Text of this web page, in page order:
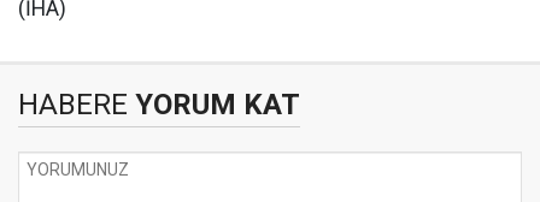
(İHA)
HABERE YORUM KAT